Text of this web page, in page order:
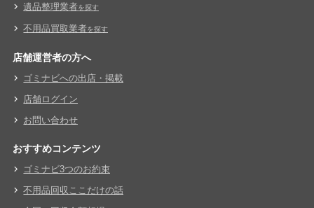
遺品整理業者を探す
不用品買取業者を探す
店舗運営者の方へ
ゴミナビへの出店・掲載
店舗ログイン
お問い合わせ
おすすめコンテンツ
ゴミナビ3つのお約束
不用品回収ここだけの話